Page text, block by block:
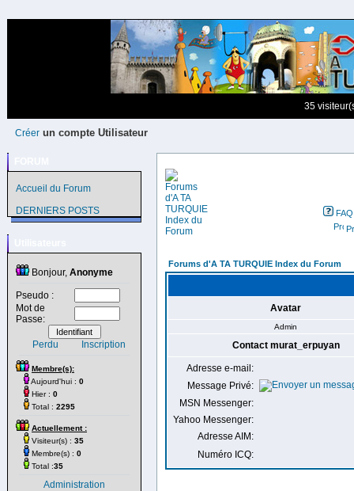
35
Créer un compte Utilisateur
Accueil du Forum
DERNIERS POSTS
Bonjour, Anonyme
Pseudo :
Mot de
Passe:
Perdu Inscription
Membre(s):
Aujourd'hui : 0
Hier : 0
Total : 2295
Actuellement :
Visiteur(s) : 35
Membre(s) : 0
Total :35
Administration
FAQ
Forums d'A TA TURQUIE Index du Forum
Avatar
Admin
Contact murat_erpuyan
Adresse e-mail:
Message Privé:
MSN Messenger:
Yahoo Messenger:
Adresse AIM:
Numéro ICQ: